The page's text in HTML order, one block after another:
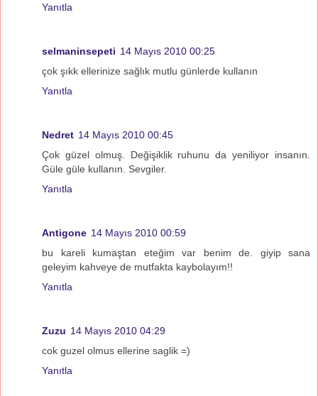
Yanıtla
selmaninsepeti 14 Mayıs 2010 00:25
çok şıkk ellerinize sağlık mutlu günlerde kullanın
Yanıtla
Nedret 14 Mayıs 2010 00:45
Çok güzel olmuş. Değişiklik ruhunu da yeniliyor insanın.
Güle güle kullanın. Sevgiler.
Yanıtla
Antigone 14 Mayıs 2010 00:59
bu kareli kumaştan eteğim var benim de. giyip sana
geleyim kahveye de mutfakta kaybolayım!!
Yanıtla
Zuzu 14 Mayıs 2010 04:29
cok guzel olmus ellerine saglik =)
Yanıtla